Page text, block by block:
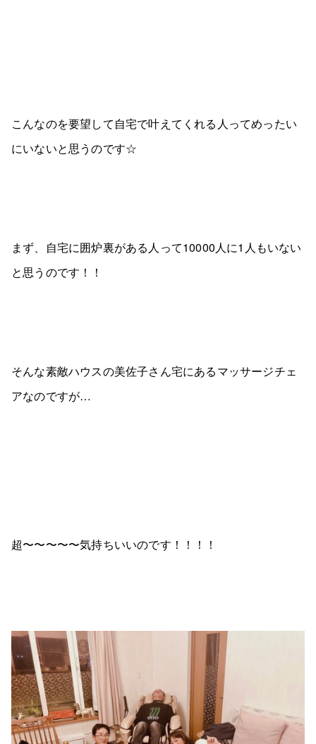
こんなのを要望して自宅で叶えてくれる人ってめったい
にいないと思うのです☆
まず、自宅に囲炉裏がある人って10000人に1人もいない
と思うのです！！
そんな素敵ハウスの美佐子さん宅にあるマッサージチェ
アなのですが…
超〜〜〜〜〜気持ちいいのです！！！！